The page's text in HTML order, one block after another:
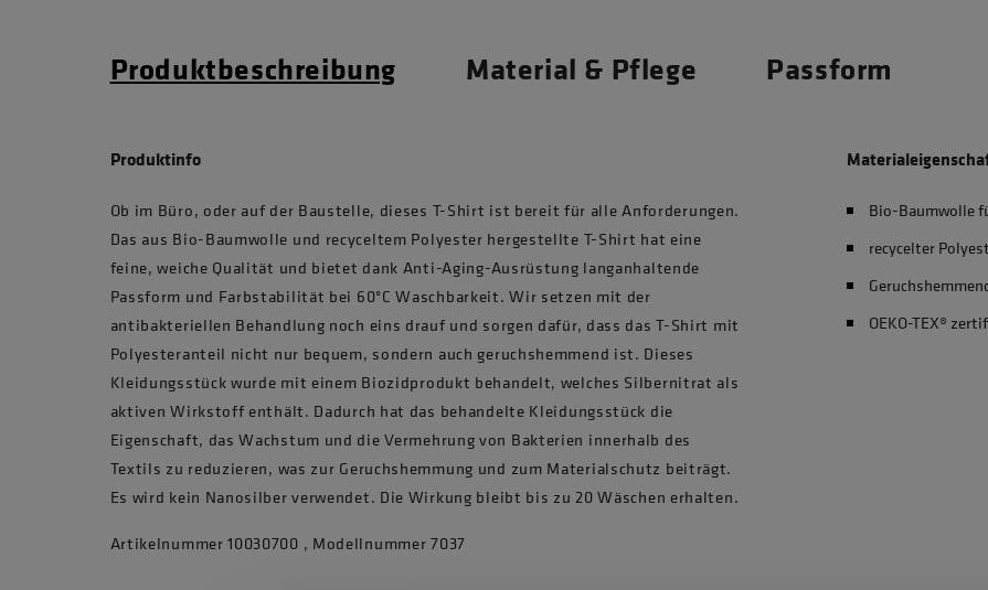
Produktbeschreibung Material & Pflege Passform
Produktinfo
Ob im Büro, oder auf der Baustelle, dieses T-Shirt ist bereit für alle Anforderungen.
Das aus Bio-Baumwolle und recyceltem Polyester hergestellte T-Shirt hat eine
feine, weiche Qualität und bietet dank Anti-Aging-Ausrüstung langanhaltende
Passform und Farbstabilität bei 60°C Waschbarkeit. Wir setzen mit der
antibakteriellen Behandlung noch eins drauf und sorgen dafür, dass das T-Shirt mit
Polyesteranteil nicht nur bequem, sondern auch geruchshemmend ist. Dieses
Kleidungsstück wurde mit einem Biozidprodukt behandelt, welches Silbernitrat als
aktiven Wirkstoff enthält. Dadurch hat das behandelte Kleidungsstück die
Eigenschaft, das Wachstum und die Vermehrung von Bakterien innerhalb des
Textils zu reduzieren, was zur Geruchshemmung und zum Materialschutz beiträgt.
Es wird kein Nanosilber verwendet. Die Wirkung bleibt bis zu 20 Wäschen erhalten.
Artikelnummer 10030700 , Modellnummer 7037
Bio-Baumwolle
recycelter
OEKO-TEX®